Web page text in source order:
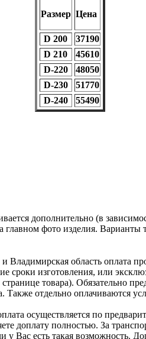
Размер Цена
D 200
37190
D 210
45610
D-220
48050
D-230
51770
D-240
55490
дополнительно (в
фото изделия. Варианты
область оплата
изготовления, или
товара). Обязательно
отдельно оплачиваются
осуществляется по
доплату полностью. За
есть такая возможность.